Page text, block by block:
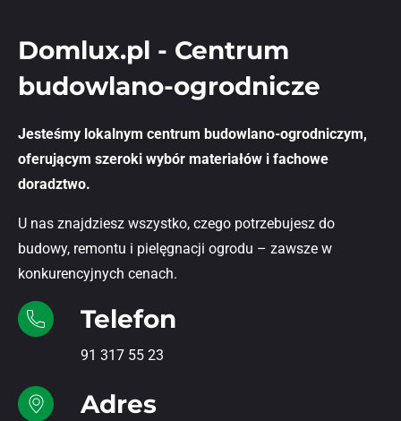
Domlux.pl - Centrum
budowlano-ogrodnicze
Jesteśmy lokalnym centrum budowlano-ogrodniczym,
oferującym szeroki wybór materiałów i fachowe
doradztwo.
U nas znajdziesz wszystko, czego potrzebujesz do
budowy, remontu i pielęgnacji ogrodu – zawsze w
konkurencyjnych cenach.
Telefon
91 317 55 23
Adres